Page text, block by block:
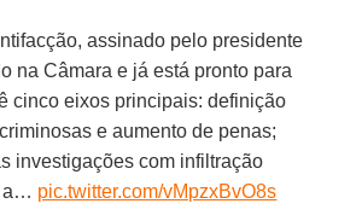
assinado pelo presidente
na Câmara e já está pronto para
cinco eixos principais: definição
e aumento de penas;
investigações com infiltração
a… pic.twitter.com/vMpzxBvO8s